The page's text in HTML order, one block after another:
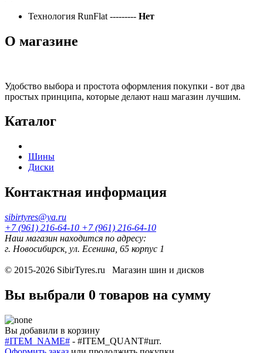
Технология RunFlat --------- Нет
О магазине
Удобство выбора и простота оформления покупки - вот два
простых принципа, которые делают наш магазин лучшим.
Каталог
Шины
Диски
Контактная информация
sibirtyres@ya.ru
+7 (961) 216-64-10 +7 (961) 216-64-10
Наш магазин находится по адресу:
г. Новосибирск, ул. Есенина, 65 корпус 1
© 2015-2026 SibirTyres.ru Магазин шин и дисков
Вы выбрали 0 товаров на сумму
Вы добавили в корзину
#ITEM_NAME# - #ITEM_QUANT#шт.